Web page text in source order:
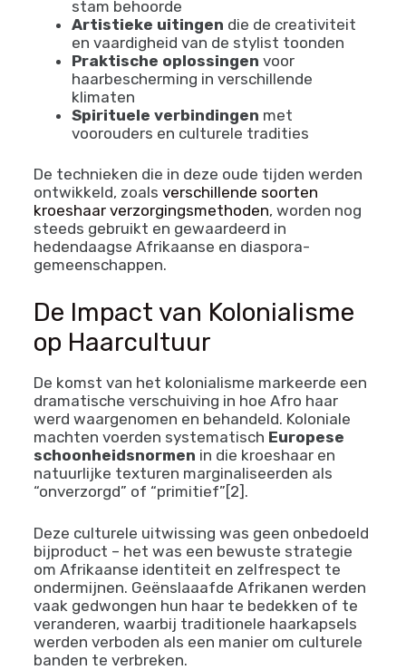
Sociale markeringendie aangaven of
iemand getrouwd was, een bepaalde
leeftijd had bereikt, of tot een specifieke
stam behoorde
Artistieke uitingendie de creativiteit
en vaardigheid van de stylist toonden
haarbescherming in verschillende
klimaten
Spirituele verbindingenmet
voorouders en culturele tradities
De technieken die in deze oude tijden werden
kroeshaar verzorgingsmethoden
, worden nog
steeds gebruikt en gewaardeerd in
hedendaagse Afrikaanse en diaspora-
gemeenschappen.
De Impact van Kolonialisme
op Haarcultuur
De komst van het kolonialisme markeerde een
dramatische verschuiving in hoe Afro haar
machten voerden systematischEuropese
schoonheidsnormenin die kroeshaar en
natuurlijke texturen marginaliseerden als
“onverzorgd” of “primitief”[2].
Deze culturele uitwissing was geen onbedoeld
bijproduct – het was een bewuste strategie
om Afrikaanse identiteit en zelfrespect te